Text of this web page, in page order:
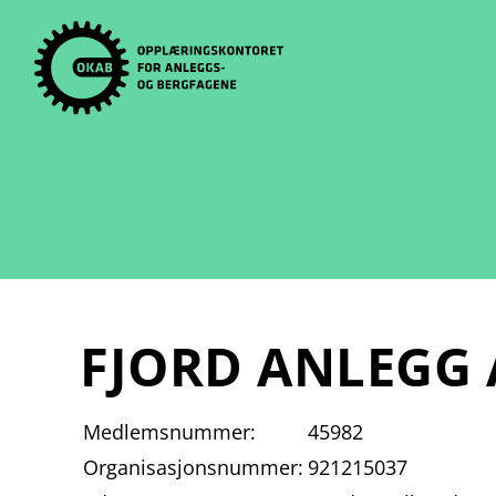
content
FJORD ANLEGG
Medlemsnummer:
45982
Organisasjonsnummer: 921215037